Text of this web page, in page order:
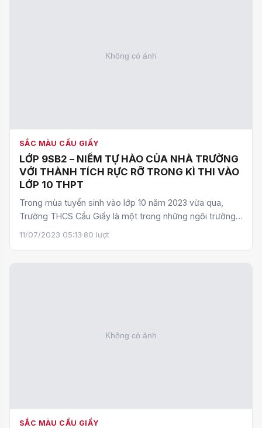
SẮC MÀU CẦU GIẤY
LỚP 9SB2 – NIỀM TỰ HÀO CỦA NHÀ TRƯỜNG
VỚI THÀNH TÍCH RỰC RỠ TRONG KÌ THI VÀO
LỚP 10 THPT
Trong mùa tuyển sinh vào lớp 10 năm 2023 vừa qua,
Trường THCS Cầu Giấy là một trong những ngôi trường
có nhiều…
11/07/2023 05:13·80 lượt
SẮC MÀU CẦU GIẤY